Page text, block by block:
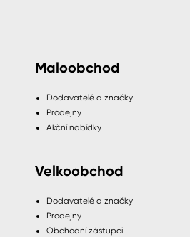
Maloobchod
Dodavatelé a značky
Prodejny
Akční nabídky
Velkoobchod
Dodavatelé a značky
Prodejny
Obchodní zástupci